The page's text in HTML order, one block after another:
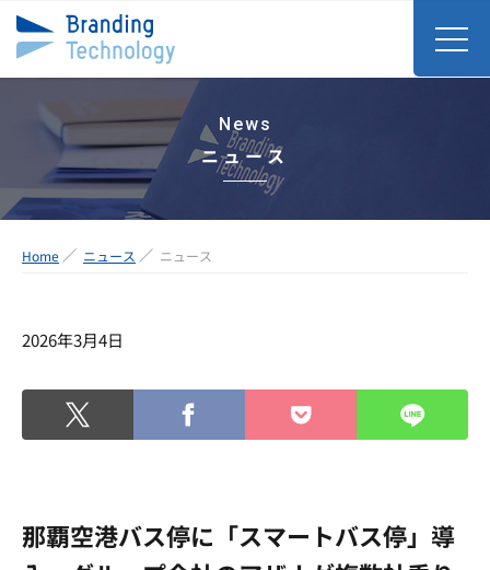
News
ニュース
Home ニュース ニュース
2026年3月4日
那覇空港バス停に「スマートバス停」導